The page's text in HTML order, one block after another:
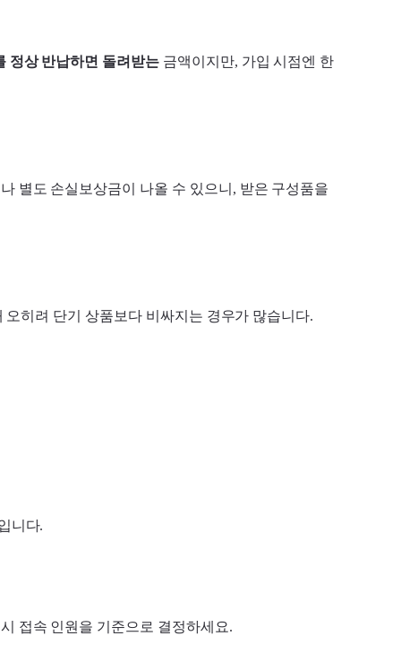
정상 반납하면 돌려받는금액이지만, 가입 시점엔 한
별도 손실보상금이 나올 수 있으니, 받은 구성품을
오히려 단기 상품보다 비싸지는 경우가 많습니다.
니다.
접속 인원을 기준으로 결정하세요.